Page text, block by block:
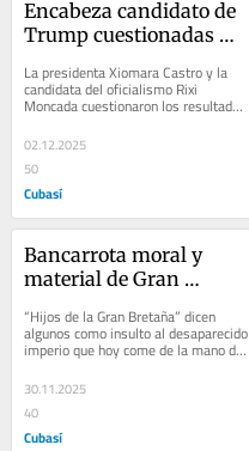
Encabeza candidato de
Trump cuestionadas
hondureñas
La presidenta Xiomara Castro y la
candidata del oficialismo Rixi
Moncada cuestionaron los resultados
este domingo,...
02.12.2025
50
Cubasí
Bancarrota moral y
material de Gran
“Hijos de la Gran Bretaña” dicen
algunos como insulto al desaparecido
imperio que hoy come de la mano de
Estados Unidos en sus
depredadoras...
30.11.2025
40
Cubasí